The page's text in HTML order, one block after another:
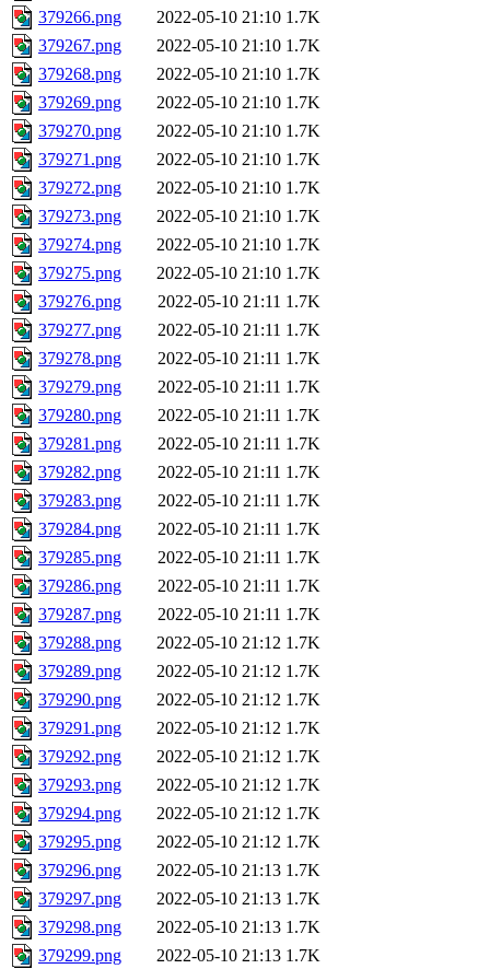
379266.png
2022-05-10 21:10 1.7K
379267.png
2022-05-10 21:10 1.7K
379268.png
2022-05-10 21:10 1.7K
379269.png
2022-05-10 21:10 1.7K
379270.png
2022-05-10 21:10 1.7K
379271.png
2022-05-10 21:10 1.7K
379272.png
2022-05-10 21:10 1.7K
379273.png
2022-05-10 21:10 1.7K
379274.png
2022-05-10 21:10 1.7K
379275.png
2022-05-10 21:10 1.7K
379276.png
2022-05-10 21:11 1.7K
379277.png
2022-05-10 21:11 1.7K
379278.png
2022-05-10 21:11 1.7K
379279.png
2022-05-10 21:11 1.7K
379280.png
2022-05-10 21:11 1.7K
379281.png
2022-05-10 21:11 1.7K
379282.png
2022-05-10 21:11 1.7K
379283.png
2022-05-10 21:11 1.7K
379284.png
2022-05-10 21:11 1.7K
379285.png
2022-05-10 21:11 1.7K
379286.png
2022-05-10 21:11 1.7K
379287.png
2022-05-10 21:11 1.7K
379288.png
2022-05-10 21:12 1.7K
379289.png
2022-05-10 21:12 1.7K
379290.png
2022-05-10 21:12 1.7K
379291.png
2022-05-10 21:12 1.7K
379292.png
2022-05-10 21:12 1.7K
379293.png
2022-05-10 21:12 1.7K
379294.png
2022-05-10 21:12 1.7K
379295.png
2022-05-10 21:12 1.7K
379296.png
2022-05-10 21:13 1.7K
379297.png
2022-05-10 21:13 1.7K
379298.png
2022-05-10 21:13 1.7K
379299.png
2022-05-10 21:13 1.7K